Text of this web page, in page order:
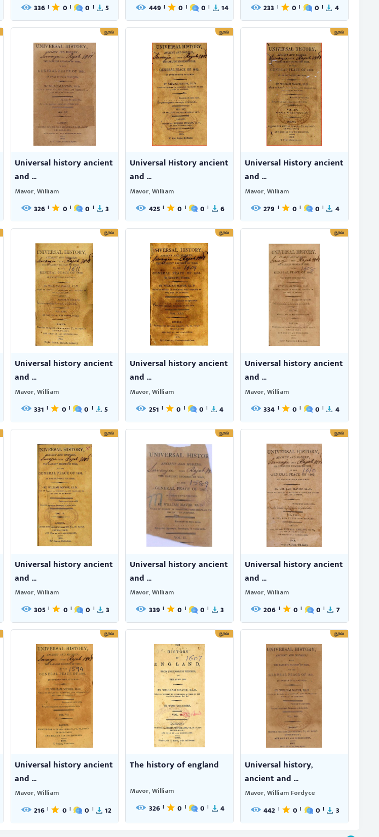
336 | 0 | 0 | 5 449 | 0 | 0 | 14 233 | 0 | 0 | 4
நூல்
Universal history ancient
and ...
Mavor, William
326 | 0 | 0 | 3
நூல்
Universal History ancient
and ...
Mavor, William
425 | 0 | 0 | 6
நூல்
Universal History ancient
and ...
Mavor, William
279 | 0 | 0 | 4
நூல்
Universal history ancient
and ...
Mavor, William
331 | 0 | 0 | 5
நூல்
Universal history ancient
and ...
Mavor, William
251 | 0 | 0 | 4
நூல்
Universal history ancient
and ...
Mavor, William
334 | 0 | 0 | 4
நூல்
Universal history ancient
and ...
Mavor, William
305 | 0 | 0 | 3
நூல்
Universal history ancient
and ...
Mavor, William
339 | 0 | 0 | 3
நூல்
Universal history ancient
and ...
Mavor, William
206 | 0 | 0 | 7
நூல்
Universal history ancient
and ...
Mavor, William
216 | 0 | 0 | 12
நூல்
The history of england
Mavor, William
326 | 0 | 0 | 4
நூல்
Universal history,
ancient and ...
Mavor, William Fordyce
442 | 0 | 0 | 3